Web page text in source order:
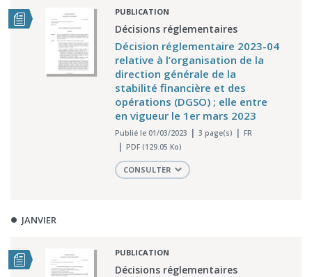
PUBLICATION
Décisions réglementaires
Décision réglementaire 2023-04
relative à l’organisation de la
direction générale de la
stabilité financière et des
opérations (DGSO) ; elle entre
en vigueur le 1er mars 2023
Publié le 01/03/2023 3 page(s)
FR
PDF (129.05 Ko)
CONSULTER
JANVIER
PUBLICATION
Décisions réglementaires